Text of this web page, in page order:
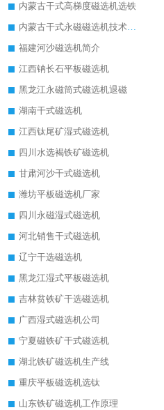
内蒙古干式高梯度磁选机选铁
内蒙古干式永磁磁选机技术要求
福建河沙磁选机简介
江西钠长石平板磁选机
黑龙江永磁筒式磁选机退磁
湖南干式磁选机
江西钛尾矿湿式磁选机
四川水选褐铁矿磁选机
甘肃河沙干式磁选机
潍坊平板磁选机厂家
四川永磁湿式磁选机
河北销售干式磁选机
辽宁干选磁选机
黑龙江湿式平板磁选机
吉林贫铁矿干选磁选机
广西湿式磁选机公司
宁夏磁铁矿干式磁选机
湖北铁矿磁选机生产线
重庆平板磁选机选钛
山东铁矿磁选机工作原理